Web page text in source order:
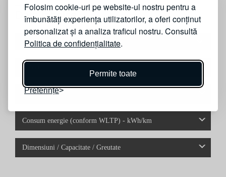
Folosim cookie-uri pe website-ul nostru pentru a
îmbunătăți experiența utilizatorilor, a oferi conținut
personalizat și a analiza traficul nostru. Consultă
Politica de confidențialitate.
Permite toate
Preferințe
Date tehnice
63 KWH RWD
Motor electric
Consum energie (conform WLTP) - kWh/km
Dimensiuni / Capacitate / Greutate